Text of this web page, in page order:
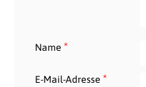
Name *
E-Mail-Adresse *